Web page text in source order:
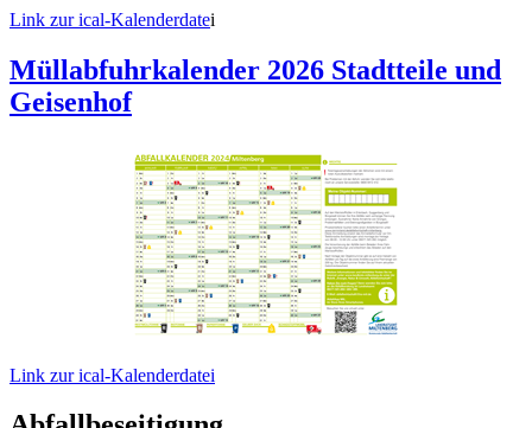
Link zur ical-Kalenderdatei
Müllabfuhrkalender 2026 Stadtteile und
Geisenhof
Link zur ical-Kalenderdatei